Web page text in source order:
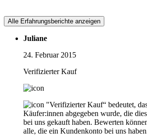
Alle Erfahrungsberichte anzeigen
Juliane
24. Februar 2015
Verifizierter Kauf
"Verifizierter Kauf“ bedeutet,
Käufer:innen abgegeben wurde, die
bei uns gekauft haben. Bewerten
alle, die ein Kundenkonto bei uns